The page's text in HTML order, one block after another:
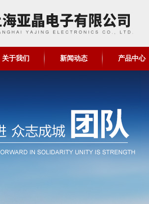
关于我们 新闻动态 产品中心